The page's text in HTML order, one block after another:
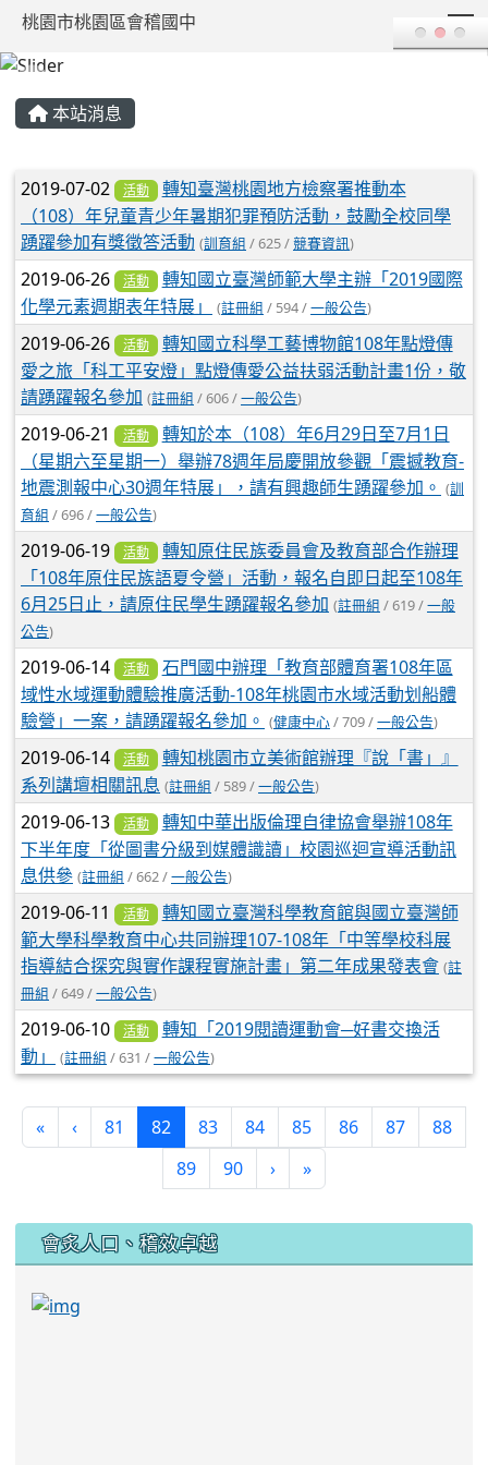
桃園市桃園區會稽國中
本站消息
文章列表
2019-07-02 活動
轉知臺灣桃園地方檢察署推動本
（108）年兒童青少年暑期犯罪預防活動，鼓勵全校同學
踴躍參加有獎徵答活動 (訓育組 / 625 /競賽資訊)
2019-06-26 活動
轉知國立臺灣師範大學主辦「2019國際
化學元素週期表年特展」
(註冊組 / 594 /一般公告)
2019-06-26 活動
轉知國立科學工藝博物館108年點燈傳
愛之旅「科工平安燈」點燈傳愛公益扶弱活動計畫1份，敬
請踴躍報名參加 (註冊組 / 606 /一般公告)
2019-06-21 活動
轉知於本（108）年6月29日至7月1日
（星期六至星期一）舉辦78週年局慶開放參觀「震撼教育-
地震測報中心30週年特展」，請有興趣師生踴躍參加。 (訓
育組 / 696 /一般公告)
2019-06-19 活動
轉知原住民族委員會及教育部合作辦理
「108年原住民族語夏令營」活動，報名自即日起至108年
6月25日止，請原住民學生踴躍報名參加 (註冊組 / 619 /一般
公告)
2019-06-14 活動
石門國中辦理「教育部體育署108年區
域性水域運動體驗推廣活動-108年桃園市水域活動划船體
驗營」一案，請踴躍報名參加。 (健康中心/ 709 /一般公告)
2019-06-14 活動
轉知桃園市立美術館辦理『說「書」』
系列講壇相關訊息 (註冊組 / 589 /一般公告)
2019-06-13 活動
轉知中華出版倫理自律協會舉辦108年
下半年度「從圖書分級到媒體識讀」校園巡迴宣導活動訊
息供參 (註冊組 / 662 /一般公告)
2019-06-11 活動
轉知國立臺灣科學教育館與國立臺灣師
範大學科學教育中心共同辦理107-108年「中等學校科展
指導結合探究與實作課程實施計畫」第二年成果發表會 (註
冊組 / 649 /一般公告)
2019-06-10 活動
轉知「2019閱讀運動會─好書交換活
動」
(註冊組 / 631 /一般公告)
« ‹ 81 82 (current)
83 84 85 86 87
88
89
90 › »
會炙人口、稽效卓越